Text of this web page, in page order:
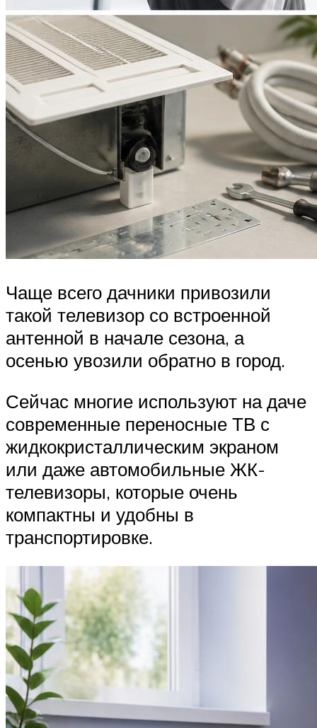
Чаще всего дачники привозили
такой телевизор со встроенной
антенной в начале сезона, а
осенью увозили обратно в город.
Сейчас многие используют на даче
современные переносные ТВ с
жидкокристаллическим экраном
или даже автомобильные ЖК-
телевизоры, которые очень
компактны и удобны в
транспортировке.